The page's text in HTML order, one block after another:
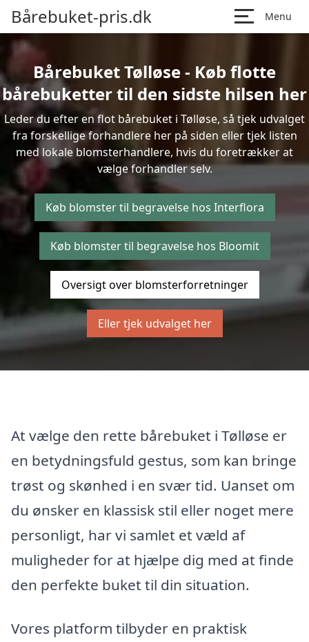
Bårebuket-pris.dk Menu
Bårebuket Tølløse - Køb flotte
bårebuketter til den sidste hilsen her
Leder du efter en flot bårebuket i Tølløse, så tjek udvalget
fra forskellige forhandlere her på siden eller tjek listen
med lokale blomsterhandlere, hvis du foretrækker at
vælge forhandler selv.
Køb blomster til begravelse hos Interflora
Køb blomster til begravelse hos Bloomit
Oversigt over blomsterforretninger
Eller tjek udvalget her
At vælge den rette bårebuket i Tølløse er
en betydningsfuld gestus, som kan bringe
trøst og skønhed i en svær tid. Uanset om
du ønsker en klassisk stil eller noget mere
personligt, har vi samlet et væld af
muligheder for at hjælpe dig med at finde
den perfekte buket til din situation.
Vores platform tilbyder en praktisk